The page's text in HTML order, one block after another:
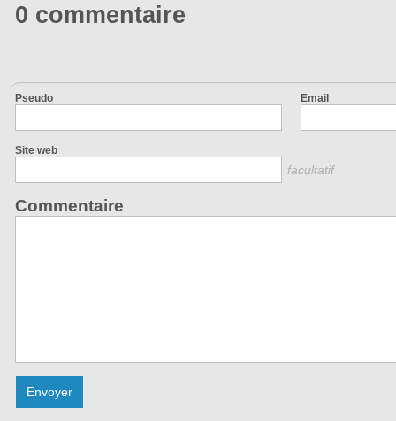
0 commentaire
Pseudo Email
Site web
facultatif
Commentaire